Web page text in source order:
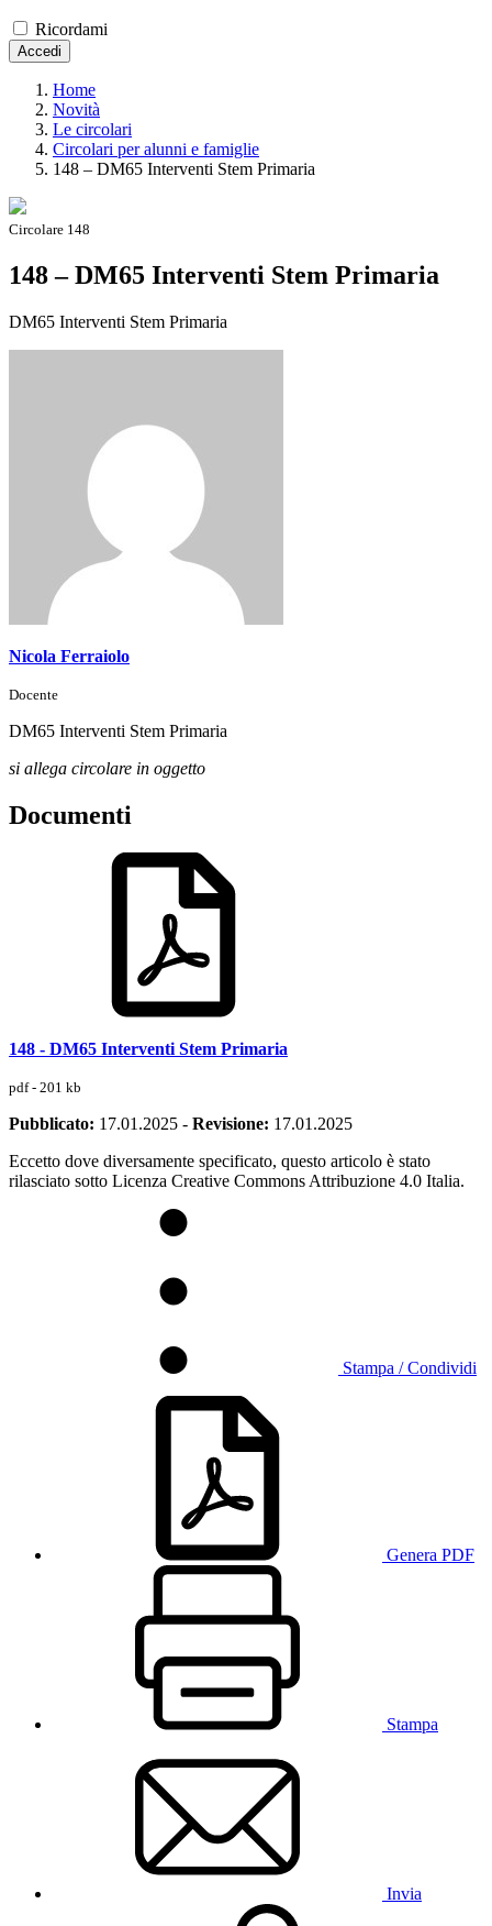
Ricordami
Accedi
Home
Novità
Le circolari
Circolari per alunni e famiglie
148 – DM65 Interventi Stem Primaria
Circolare 148
148 – DM65 Interventi Stem Primaria
DM65 Interventi Stem Primaria
Nicola Ferraiolo
Docente
DM65 Interventi Stem Primaria
si allega circolare in oggetto
Documenti
148 - DM65 Interventi Stem Primaria
pdf - 201 kb
Pubblicato: 17.01.2025 - Revisione: 17.01.2025
Eccetto dove diversamente specificato, questo articolo è stato
rilasciato sotto Licenza Creative Commons Attribuzione 4.0 Italia.
Stampa / Condividi
Genera PDF
Stampa
Invia